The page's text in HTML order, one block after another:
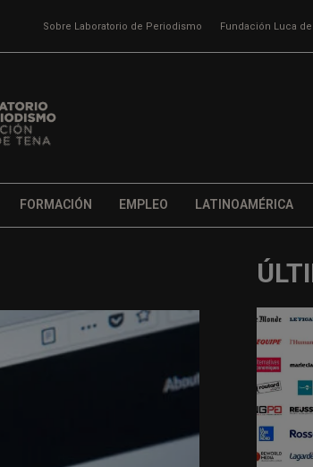
Sobre Laboratorio de Periodismo Fundación Luca de
FORMACIÓN EMPLEO LATINOAMÉRICA